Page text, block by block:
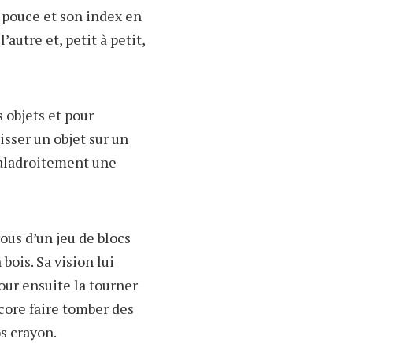
et son index en
et, petit à petit,
objets et pour
un objet sur un
une
d’un jeu de blocs
Sa vision lui
ensuite la tourner
faire tomber des
crayon.